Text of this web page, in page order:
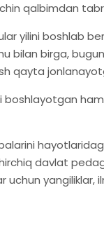
qalbimdan
yilini boshlab
bilan birga,
qayta
davlat
uchun